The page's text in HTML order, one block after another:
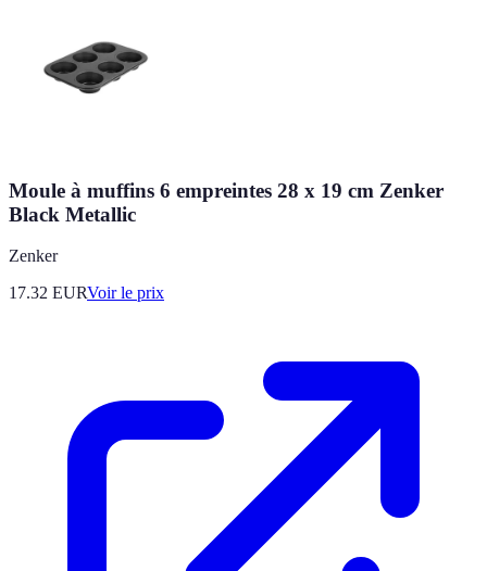
Moule à muffins 6 empreintes 28 x 19 cm Zenker
Black Metallic
Zenker
17.32 EURVoir le prix